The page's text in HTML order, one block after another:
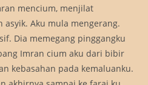
mencium, menjilat
Aku mula mengerang.
Dia memegang pinggangku
Imran cium aku dari bibir
kebasahan pada kemaluanku.